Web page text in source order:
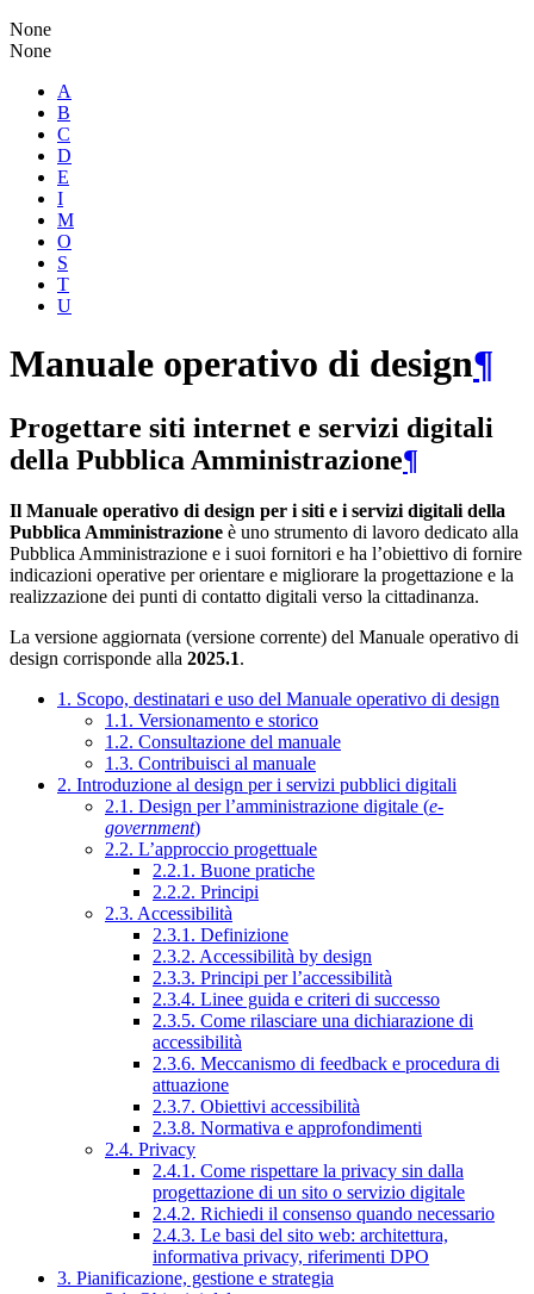
None
None
A
B
C
D
E
I
M
O
S
T
U
Manuale operativo di design¶
Progettare siti internet e servizi digitali
della Pubblica Amministrazione¶
Il Manuale operativo di design per i siti e i servizi digitali della
Pubblica Amministrazione è uno strumento di lavoro dedicato alla
Pubblica Amministrazione e i suoi fornitori e ha l’obiettivo di fornire
indicazioni operative per orientare e migliorare la progettazione e la
realizzazione dei punti di contatto digitali verso la cittadinanza.
La versione aggiornata (versione corrente) del Manuale operativo di
design corrisponde alla 2025.1.
1. Scopo, destinatari e uso del Manuale operativo di design
1.1. Versionamento e storico
1.2. Consultazione del manuale
1.3. Contribuisci al manuale
2. Introduzione al design per i servizi pubblici digitali
2.1. Design per l’amministrazione digitale (e-
government)
2.2. L’approccio progettuale
2.2.1. Buone pratiche
2.2.2. Principi
2.3. Accessibilità
2.3.1. Definizione
2.3.2. Accessibilità by design
2.3.3. Principi per l’accessibilità
2.3.4. Linee guida e criteri di successo
2.3.5. Come rilasciare una dichiarazione di
accessibilità
2.3.6. Meccanismo di feedback e procedura di
attuazione
2.3.7. Obiettivi accessibilità
2.3.8. Normativa e approfondimenti
2.4. Privacy
2.4.1. Come rispettare la privacy sin dalla
progettazione di un sito o servizio digitale
2.4.2. Richiedi il consenso quando necessario
2.4.3. Le basi del sito web: architettura,
informativa privacy, riferimenti DPO
3. Pianificazione, gestione e strategia